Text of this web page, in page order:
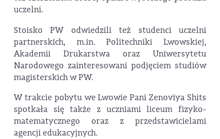
uczelni.
Stoisko PW odwiedzili też studenci uczelni
partnerskich, m.in. Politechniki Lwowskiej,
Akademii Drukarstwa oraz Uniwersytetu
Narodowego zainteresowani podjęciem studiów
magisterskich w PW.
W trakcie pobytu we Lwowie Pani Zenoviya Shits
spotkała się także z uczniami liceum fizyko-
matematycznego oraz z przedstawicielami
agencji edukacyjnych.